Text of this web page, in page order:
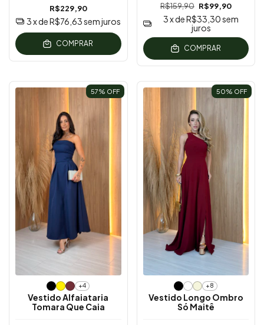
R$229,90
3x deR$76,63sem juros
COMPRAR
R$159,90 R$99,90
3x deR$33,30sem
juros
COMPRAR
57% OFF
+4
Vestido Alfaiataria
Tomara Que Caia
50% OFF
+8
Vestido Longo Ombro
Só Maitê